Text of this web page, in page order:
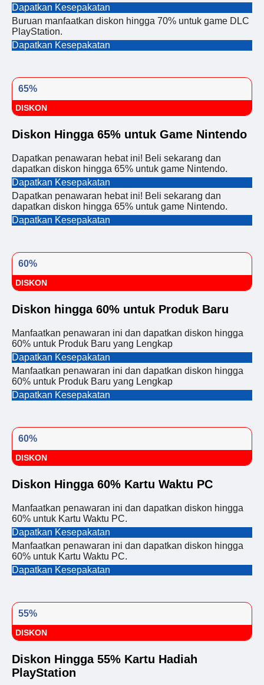
Dapatkan Kesepakatan
Buruan manfaatkan diskon hingga 70% untuk game DLC
PlayStation.
Dapatkan Kesepakatan
65%
DISKON
Diskon Hingga 65% untuk Game Nintendo
Dapatkan penawaran hebat ini! Beli sekarang dan
dapatkan diskon hingga 65% untuk game Nintendo.
Dapatkan Kesepakatan
Dapatkan penawaran hebat ini! Beli sekarang dan
dapatkan diskon hingga 65% untuk game Nintendo.
Dapatkan Kesepakatan
60%
DISKON
Diskon hingga 60% untuk Produk Baru
Manfaatkan penawaran ini dan dapatkan diskon hingga
60% untuk Produk Baru yang Lengkap
Dapatkan Kesepakatan
Manfaatkan penawaran ini dan dapatkan diskon hingga
60% untuk Produk Baru yang Lengkap
Dapatkan Kesepakatan
60%
DISKON
Diskon Hingga 60% Kartu Waktu PC
Manfaatkan penawaran ini dan dapatkan diskon hingga
60% untuk Kartu Waktu PC.
Dapatkan Kesepakatan
Manfaatkan penawaran ini dan dapatkan diskon hingga
60% untuk Kartu Waktu PC.
Dapatkan Kesepakatan
55%
DISKON
Diskon Hingga 55% Kartu Hadiah
PlayStation